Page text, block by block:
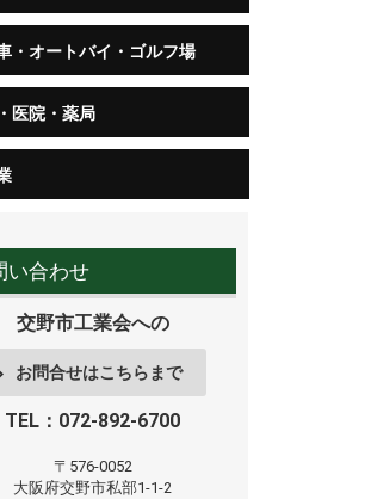
・オートバイ・ゴルフ場
医院・薬局
い合わせ
交野市工業会への
お問合せはこちらまで
TEL：072-892-6700
〒576-0052
大阪府交野市私部1-1-2